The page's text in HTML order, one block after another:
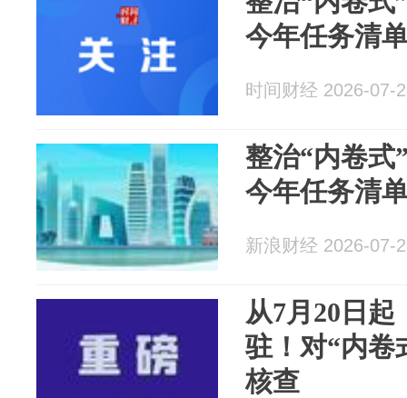
今年任务清
时间财经 2026-07-
整治“内卷式
今年任务清
新浪财经 2026-07-
从7月20日
驻！对“内卷
核查